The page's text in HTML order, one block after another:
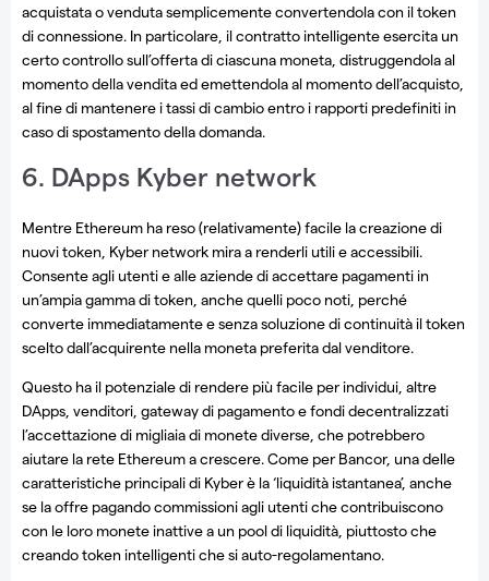
acquistata o venduta semplicemente convertendola con il token
di connessione. In particolare, il contratto intelligente esercita un
certo controllo sull’offerta di ciascuna moneta, distruggendola al
momento della vendita ed emettendola al momento dell’acquisto,
al fine di mantenere i tassi di cambio entro i rapporti predefiniti in
caso di spostamento della domanda.
6. DApps Kyber network
Mentre Ethereum ha reso (relativamente) facile la creazione di
nuovi token, Kyber network mira a renderli utili e accessibili.
Consente agli utenti e alle aziende di accettare pagamenti in
un’ampia gamma di token, anche quelli poco noti, perché
converte immediatamente e senza soluzione di continuità il token
scelto dall’acquirente nella moneta preferita dal venditore.
Questo ha il potenziale di rendere più facile per individui, altre
DApps, venditori, gateway di pagamento e fondi decentralizzati
l’accettazione di migliaia di monete diverse, che potrebbero
aiutare la rete Ethereum a crescere. Come per Bancor, una delle
caratteristiche principali di Kyber è la ‘liquidità istantanea’, anche
se la offre pagando commissioni agli utenti che contribuiscono
con le loro monete inattive a un pool di liquidità, piuttosto che
creando token intelligenti che si auto-regolamentano.